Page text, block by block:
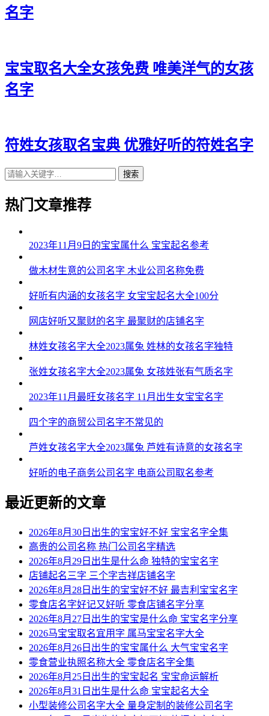
名字
宝宝取名大全女孩免费 唯美洋气的女孩
名字
符姓女孩取名宝典 优雅好听的符姓名字
搜索
热门文章推荐
2023年11月9日的宝宝属什么 宝宝起名参考
做木材生意的公司名字 木业公司名称免费
好听有内涵的女孩名字 女宝宝起名大全100分
网店好听又聚财的名字 最聚财的店铺名字
林姓女孩名字大全2023属兔 姓林的女孩名字独特
张姓女孩名字大全2023属兔 女孩姓张有气质名字
2023年11月最旺女孩名字 11月出生女宝宝名字
四个字的商贸公司名字不常见的
芦姓女孩名字大全2023属兔 芦姓有诗意的女孩名字
好听的电子商务公司名字 电商公司取名参考
最近更新的文章
2026年8月30日出生的宝宝好不好 宝宝名字全集
高贵的公司名称 热门公司名字精选
2026年8月29日出生是什么命 独特的宝宝名字
店铺起名三字 三个字吉祥店铺名字
2026年8月28日出生的宝宝好不好 最吉利宝宝名字
零食店名字好记又好听 零食店铺名字分享
2026年8月27日出生的宝宝是什么命 宝宝名字分享
2026马宝宝取名宜用字 属马宝宝名字大全
2026年8月26日出生的宝宝属什么 大气宝宝名字
零食营业执照名称大全 零食店名字全集
2026年8月25日出生的宝宝起名 宝宝命运解析
2026年8月31日出生是什么命 宝宝起名大全
小型装修公司名字大全 量身定制的装修公司名字